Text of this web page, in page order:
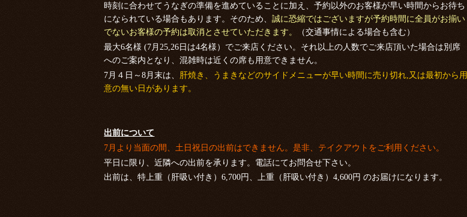
時刻に合わせてうなぎの準備を進めていることに加え、予約以外のお客様が早い時間からお待ち
になられている場合もあります。そのため、誠に恐縮ではございますが予約時間に全員がお揃い
でないお客様の予約は取消とさせていただきます。
（交通事情による場合も含む）
最大6名様 (7月25,26日は4名様）でご来店ください。それ以上の人数でご来店頂いた場合は別席
へのご案内となり、混雑時は近くの席も用意できません。
7月４日～8月末は、
肝焼き、うまきなどのサイドメニューが早い時間に売り切れ,又は最初から用
意の無い日があります。
出前について
7月より当面の間、土日祝日の出前はできません。是非、テイクアウトをご利用ください。
平日に限り、近隣への出前を承ります。電話にてお問合せ下さい。
出前は、特上重（肝吸い付き）6,700円、上重（肝吸い付き）4,600円 のお届けになります。